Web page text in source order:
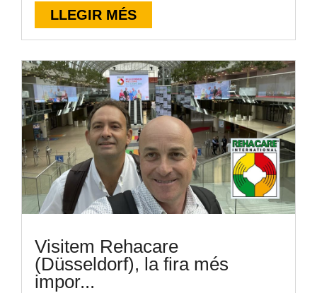
LLEGIR MÉS
Visitem Rehacare
(Düsseldorf), la fira més
impor...